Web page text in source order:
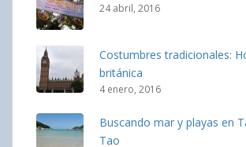
24 abril, 2016
Costumbres tradicionales:
británica
4 enero, 2016
Buscando mar y playas en
Tao